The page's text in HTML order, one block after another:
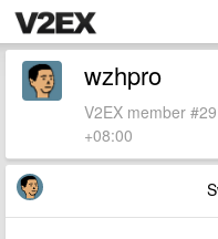
wzhpro
V2EX member
+08:00